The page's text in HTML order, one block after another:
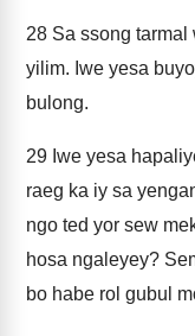
28 Sa ssong tarmal
yilim. Iwe yesa
bulong.
29 Iwe yesa
raeg ka iy sa
ngo ted yor sew
hosa ngaleyey?
bo habe rol gubul